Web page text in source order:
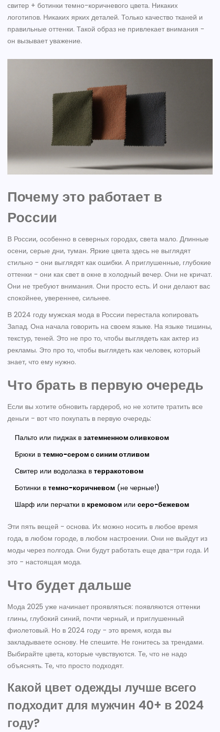
свитер + ботинки темно-коричневого цвета. Никаких
логотипов. Никаких ярких деталей. Только качество тканей и
правильные оттенки. Такой образ не привлекает внимания -
он вызывает уважение.
Почему это работает в
России
В России, особенно в северных городах, света мало. Длинные
осени, серые дни, туман. Яркие цвета здесь не выглядят
стильно - они выглядят как ошибки. А приглушенные, глубокие
оттенки - они как свет в окне в холодный вечер. Они не кричат.
Они не требуют внимания. Они просто есть. И они делают вас
спокойнее, увереннее, сильнее.
В 2024 году мужская мода в России перестала копировать
Запад. Она начала говорить на своем языке. На языке тишины,
текстур, теней. Это не про то, чтобы выглядеть как актер из
рекламы. Это про то, чтобы выглядеть как человек, который
знает, что ему нужно.
Что брать в первую очередь
Если вы хотите обновить гардероб, но не хотите тратить все
деньги - вот что покупать в первую очередь:
Пальто или пиджак в затемненном оливковом
Брюки в темно-сером с синим отливом
Свитер или водолазка в терракотовом
Ботинки в темно-коричневом (не черные!)
Шарф или перчатки в кремовом или серо-бежевом
Эти пять вещей - основа. Их можно носить в любое время
года, в любом городе, в любом настроении. Они не выйдут из
моды через полгода. Они будут работать еще два-три года. И
это - настоящая мода.
Что будет дальше
Мода 2025 уже начинает проявляться: появляются оттенки
глины, глубокий синий, почти черный, и приглушенный
фиолетовый. Но в 2024 году - это время, когда вы
закладываете основу. Не спешите. Не гонитесь за трендами.
Выбирайте цвета, которые чувствуются. Те, что не надо
объяснять. Те, что просто подходят.
Какой цвет одежды лучше всего
подходит для мужчин 40+ в 2024
году?